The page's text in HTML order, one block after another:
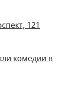
121
комедии в